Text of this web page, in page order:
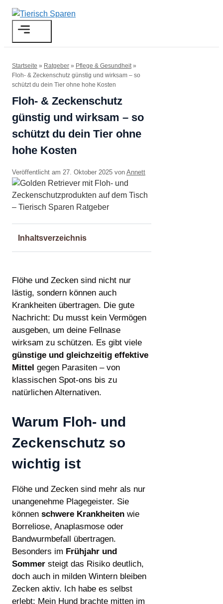
Zum
Inhalt
springen
Startseite » Ratgeber » Pflege & Gesundheit»
Floh- & Zeckenschutz günstig und wirksam – so
schützt du dein Tier ohne hohe Kosten
Floh- & Zeckenschutz
günstig und wirksam – so
schützt du dein Tier ohne
hohe Kosten
27. Oktober 2025 von Annett
Inhaltsverzeichnis
Flöhe und Zecken sind nicht nur
lästig, sondern können auch
Krankheiten übertragen. Die gute
Nachricht: Du musst kein Vermögen
ausgeben, um deine Fellnase
wirksam zu schützen. Es gibt viele
günstige und gleichzeitig effektive
Mittel gegen Parasiten – von
klassischen Spot-ons bis zu
natürlichen Alternativen.
Warum Floh- und
Zeckenschutz so
wichtig ist
Flöhe und Zecken sind mehr als nur
unangenehme Plagegeister. Sie
können schwere Krankheiten wie
Borreliose, Anaplasmose oder
Bandwurmbefall übertragen.
Besonders im Frühjahr und
Sommer steigt das Risiko deutlich,
doch auch in milden Wintern bleiben
Zecken aktiv. Ich habe es selbst
erlebt: Mein Hund brachte mitten im